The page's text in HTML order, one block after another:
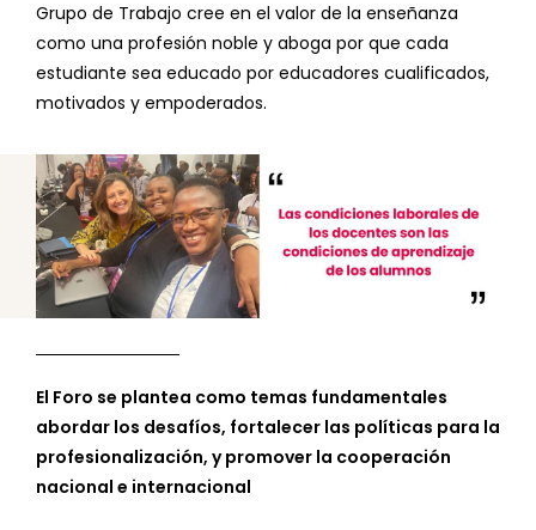
Grupo de Trabajo cree en el valor de la enseñanza
como una profesión noble y aboga por que cada
estudiante sea educado por educadores cualificados,
motivados y empoderados.
El Foro se plantea como temas fundamentales
abordar los desafíos, fortalecer las políticas para la
profesionalización, y promover la cooperación
nacional e internacional